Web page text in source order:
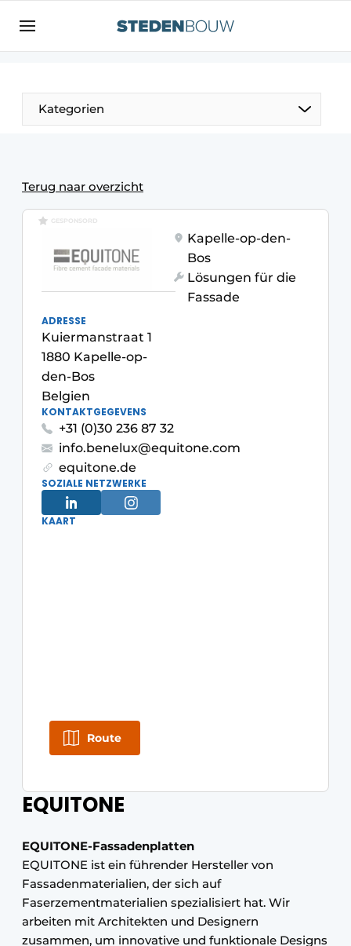
Registrieren Sie sich
Vermögen
AutorisierungabmeldenAnmeldung
Kontakt
Direkter Kontakt
Veranstaltung anmelden
Startseite
Jahrbuch
Meist gelesen
Newsletter
Podcasts
Datenschutz / Cookie-Erklärung
GeschichteMetadaten
Ein Stellenangebot registrieren
Freie Stellen
Videos
Kategorien
Wohnungsbau und Nichtwohnungsbau
Denkmäler
Vertriebszentren
Fassaden, Dächer und Dachgärten
Modularer Aufbau
Terug naar overzicht
EQUITONE
EQUITONE-Fassadenplatten
EQUITONE ist ein führender Hersteller von
Fassadenmaterialien, der sich auf
Faserzementmaterialien spezialisiert hat. Wir
arbeiten mit Architekten und Designern
zusammen, um innovative und funktionale Designs
GESPONSORD
Kapelle-op-den-
Bos
Lösungen für die
Fassade
ADRESSE
Kuiermanstraat 1
1880 Kapelle-op-
den-Bos
Belgien
KONTAKTGEGEVENS
+31 (0)30 236 87 32
info.benelux@equitone.com
equitone.de
SOZIALE NETZWERKE
KAART
Route